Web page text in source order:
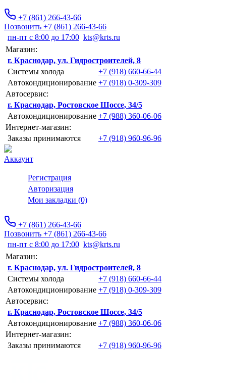
+7 (861) 266-43-66
Позвонить +7 (861) 266-43-66
пн-пт с 8:00 до 17:00 kts@krts.ru
Магазин:
г. Краснодар, ул. Гидростроителей, 8
Системы холода
+7 (918) 660-66-44
Автокондиционирование +7 (918) 0-309-309
Автосервис:
г. Краснодар, Ростовское Шоссе, 34/5
Автокондиционирование +7 (988) 360-06-06
Интернет-магазин:
Заказы принимаются
+7 (918) 960-96-96
Аккаунт
Регистрация
Авторизация
Мои закладки (0)
+7 (861) 266-43-66
Позвонить +7 (861) 266-43-66
пн-пт с 8:00 до 17:00 kts@krts.ru
Магазин:
г. Краснодар, ул. Гидростроителей, 8
Системы холода
+7 (918) 660-66-44
Автокондиционирование +7 (918) 0-309-309
Автосервис:
г. Краснодар, Ростовское Шоссе, 34/5
Автокондиционирование +7 (988) 360-06-06
Интернет-магазин:
Заказы принимаются
+7 (918) 960-96-96